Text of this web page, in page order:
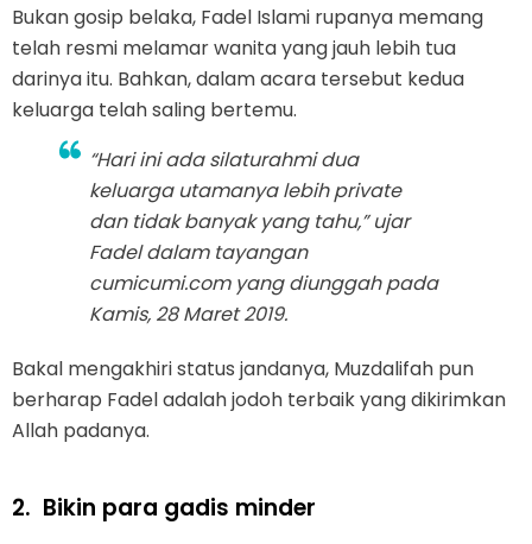
Bukan gosip belaka, Fadel Islami rupanya memang
telah resmi melamar wanita yang jauh lebih tua
darinya itu. Bahkan, dalam acara tersebut kedua
keluarga telah saling bertemu.
“Hari ini ada silaturahmi dua
keluarga utamanya lebih private
dan tidak banyak yang tahu,” ujar
Fadel dalam tayangan
cumicumi.com yang diunggah pada
Kamis, 28 Maret 2019.
Bakal mengakhiri status jandanya, Muzdalifah pun
berharap Fadel adalah jodoh terbaik yang dikirimkan
Allah padanya.
2. Bikin para gadis minder